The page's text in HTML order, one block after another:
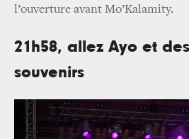
l’ouverture avant Mo’Kalamity.
21h58, allez Ayo et
souvenirs